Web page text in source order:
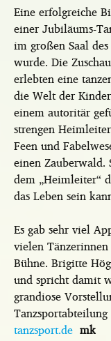
Eine erfolgreiche
einer Jubiläums-
im großen Saal
wurde. Die
erlebten eine
die Welt der
einem autoritär
strengen
Feen und
einen Zauberwald.
dem „Heimleiter“
das Leben sein
Es gab sehr viel
vielen
Bühne. Brigitte
und spricht damit
grandiose
tanzsport.de mk